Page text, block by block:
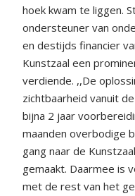
hoek kwam te liggen.
ondersteuner van
en destijds financier
Kunstzaal een
verdiende. ,,De
zichtbaarheid vanuit
bijna 2 jaar
maanden overbodige
gang naar de
gemaakt. Daarmee is
met de rest van het